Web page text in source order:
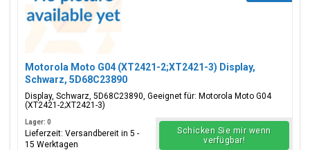
Motorola Moto G04 (XT2421-2;XT2421-3) Display,
Schwarz, 5D68C23890
Display, Schwarz, 5D68C23890, Geeignet für: Motorola Moto G04
(XT2421-2;XT2421-3)
Lager: 0
Lieferzeit: Versandbereit in 5 -
15 Werktagen
Schicken Sie mir wenn
verfügbar!